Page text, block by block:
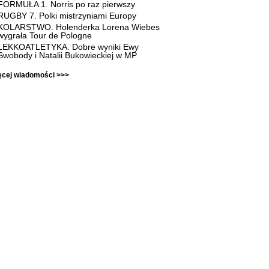
1. Norris po raz pierwszy
7. Polki mistrzyniami Europy
Holenderka Lorena Wiebes
Tour de Pologne
Dobre wyniki Ewy
i Natalii Bukowieckiej w MP
wiadomości >>>